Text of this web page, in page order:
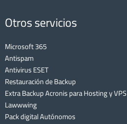
Otros servicios
Microsoft 365
Antispam
Antivirus ESET
Restauración de Backup
Extra Backup Acronis para Hosting y VPS
Lawwwing
Pack digital Autónomos